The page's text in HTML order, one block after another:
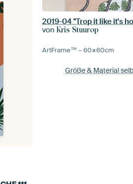
2019-04 "Trop it like it's
vonKris Stuurop
ArtFrame™ –60×60cm
Größe & Material